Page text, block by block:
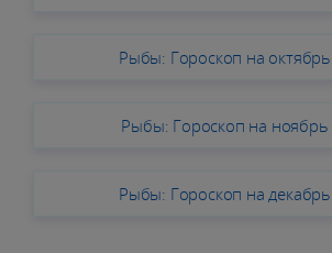
Рыбы: Гороскоп на
Рыбы: Гороскоп на
Рыбы: Гороскоп на